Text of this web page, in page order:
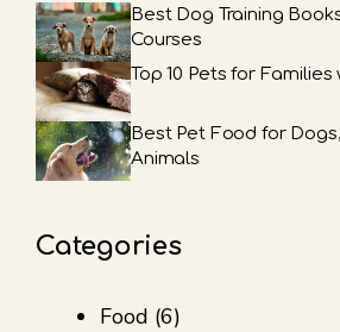
Best Dog Training
Courses
Top 10 Pets for Families
Best Pet Food for
Animals
Categories
Food (6)